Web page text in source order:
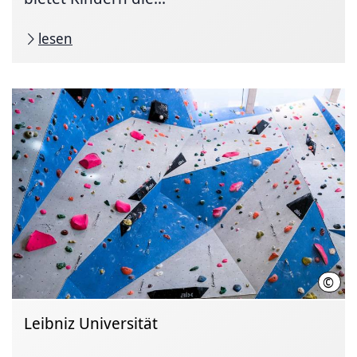
lesen
© LUH
Leibniz Universität